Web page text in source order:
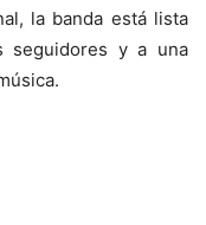
la banda está lista
seguidores y a una